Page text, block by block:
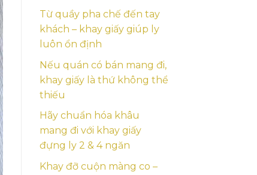
Từ quầy pha chế đến tay
khách – khay giấy giúp ly
luôn ổn định
Nếu quán có bán mang đi,
khay giấy là thứ không thể
thiếu
Hãy chuẩn hóa khâu
mang đi với khay giấy
đựng ly 2 & 4 ngăn
Khay đỡ cuộn màng co –